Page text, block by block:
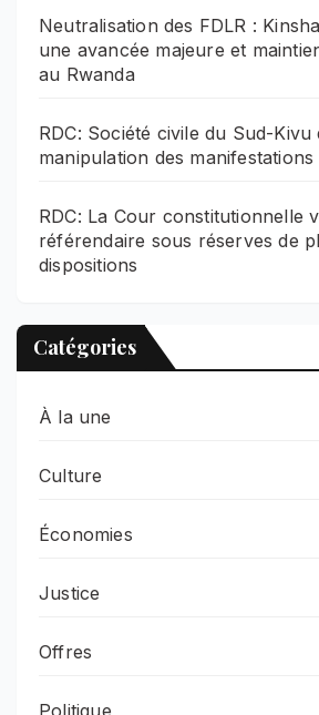
Neutralisation des FDLR :
une avancée majeure et
au Rwanda
RDC: Société civile du Sud-Kivu
manipulation des manifestations
RDC: La Cour constitutionnelle
référendaire sous réserves de
dispositions
Catégories
À la une
Culture
Économies
Justice
Offres
Politique